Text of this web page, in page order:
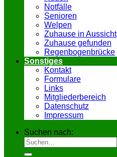
Notfälle
Senioren
Welpen
Zuhause in Aussicht
Zuhause gefunden
Regenbogenbrücke
Sonstiges
Kontakt
Formulare
Links
Mitgliederbereich
Datenschutz
Impressum
Suchen nach: